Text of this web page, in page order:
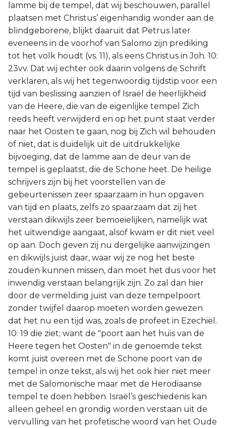
lamme bij de tempel, dat wij beschouwen, parallel
plaatsen met Christus’ eigenhandig wonder aan de
blindgeborene, blijkt daaruit dat Petrus later
eveneens in de voorhof van Salomo zijn prediking
tot het volk houdt (vs. 11), als eens Christus in Joh. 10:
23vv. Dat wij echter ook daarin volgens de Schrift
verklaren, als wij het tegenwoordig tijdstip voor een
tijd van beslissing aanzien of Israël de heerlijkheid
van de Heere, die van de eigenlijke tempel Zich
reeds heeft verwijderd en op het punt staat verder
naar het Oosten te gaan, nog bij Zich wil behouden
of niet, dat is duidelijk uit de uitdrukkelijke
bijvoeging, dat de lamme aan de deur van de
tempel is geplaatst, die de Schone heet. De heilige
schrijvers zijn bij het voorstellen van de
gebeurtenissen zeer spaarzaam in hun opgaven
van tijd en plaats, zelfs zo spaarzaam dat zij het
verstaan dikwijls zeer bemoeielijken, namelijk wat
het uitwendige aangaat, alsof kwam er dit niet veel
op aan. Doch geven zij nu dergelijke aanwijzingen
en dikwijls juist daar, waar wij ze nog het beste
zouden kunnen missen, dan moet het dus voor het
inwendig verstaan belangrijk zijn. Zo zal dan hier
door de vermelding juist van deze tempelpoort
zonder twijfel daarop moeten worden gewezen
dat het nu een tijd was, zoals de profeet in Ezechiël.
10: 19 die ziet; want de "poort aan het huis van de
Heere tegen het Oosten" in de genoemde tekst
komt juist overeen met de Schone poort van de
tempel in onze tekst, als wij het ook hier niet meer
met de Salomonische maar met de Herodiaanse
tempel te doen hebben. Israël’s geschiedenis kan
alleen geheel en grondig worden verstaan uit de
vervulling van het profetische woord van het Oude